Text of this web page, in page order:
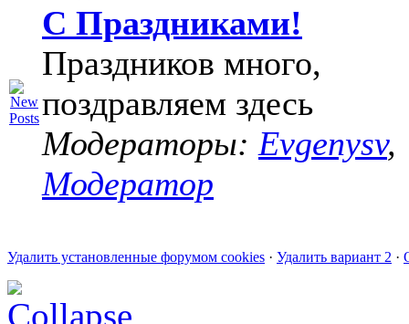
С Праздниками!
Праздников много,
поздравляем здесь
Модераторы: Evgenysv,
Модератор
Удалить установленные форумом cookies · Удалить вариант 2 ·